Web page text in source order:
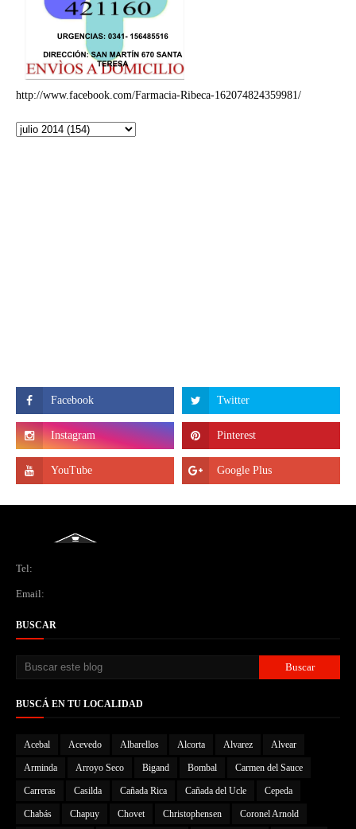
http://www.facebook.com/Farmacia-Ribeca-162074824359981/
Tel:
Email:
BUSCAR
BUSCÁ EN TU LOCALIDAD
Acebal Acevedo Albarellos Alcorta Alvarez Alvear
Arminda Arroyo Seco Bigand Bombal Carmen del Sauce
Carreras Casilda Cañada Rica Cañada del Ucle Cepeda
Chabás Chapuy Chovet Christophensen Coronel Arnold